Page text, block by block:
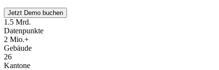
Jetzt Demo buchen
1.5 Mrd.
Datenpunkte
2 Mio.+
Gebäude
26
Kantone